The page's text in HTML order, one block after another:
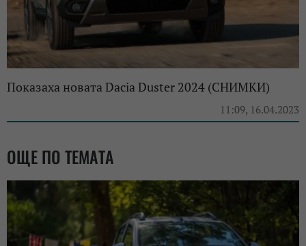
Показаха новата Dacia Duster 2024 (СНИМКИ)
11:09, 16.04.2023
ОЩЕ ПО ТЕМАТА